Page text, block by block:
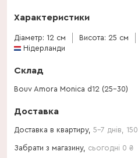
Характеристики
Діаметр: 12 см Висота: 25 см
Нідерланди
Склад
Bouv Amora Monica d12 (25-30)
Доставка
Доставка в квартиру, 5-7 днів 150
Забрати з магазину, сьогодні 0 ₴